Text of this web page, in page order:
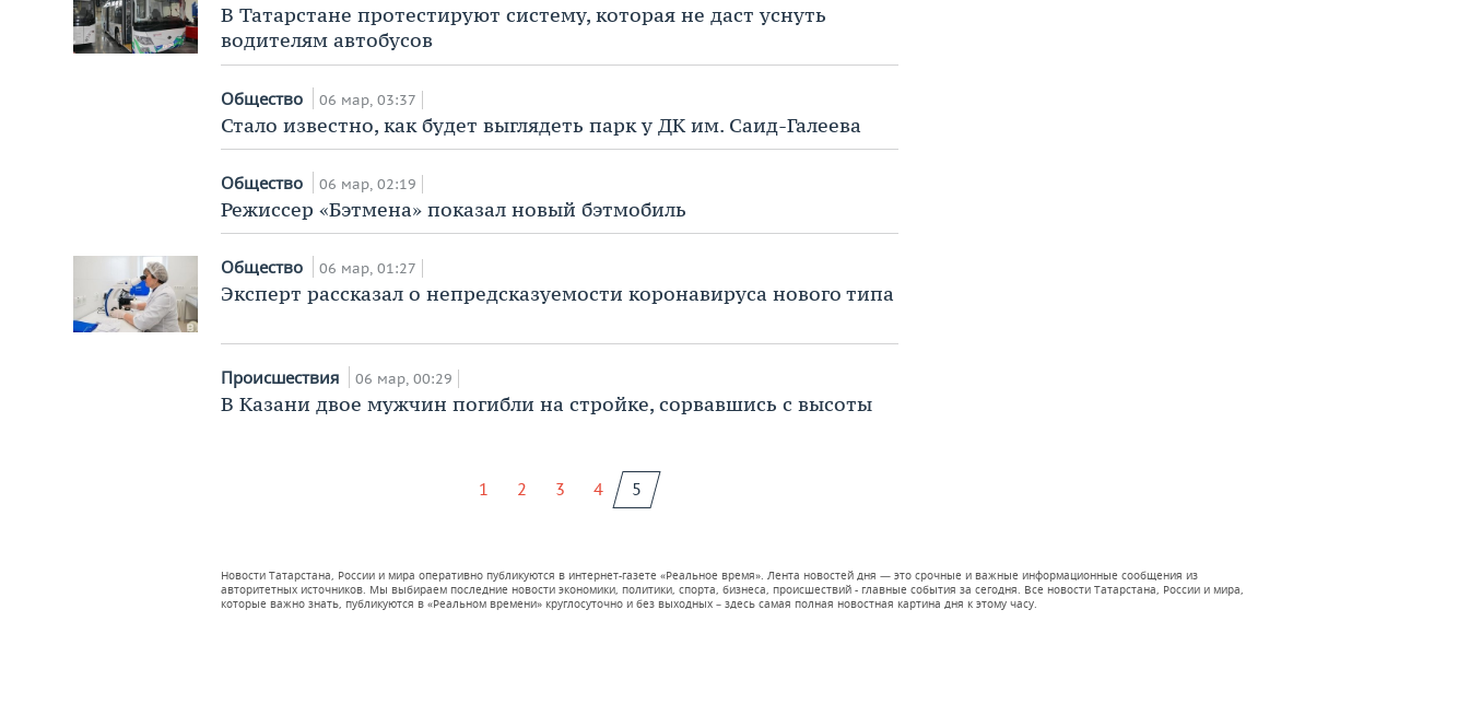
В Татарстане протестируют систему, которая не даст уснуть
водителям автобусов
Общество 06 мар, 03:37
Стало известно, как будет выглядеть парк у ДК им. Саид-Галеева
Общество 06 мар, 02:19
Режиссер «Бэтмена» показал новый бэтмобиль
Общество 06 мар, 01:27
Эксперт рассказал о непредсказуемости коронавируса нового типа
Происшествия 06 мар, 00:29
В Казани двое мужчин погибли на стройке, сорвавшись с высоты
1 2 3 4 5
Новости Татарстана, России и мира оперативно публикуются в интернет-газете «Реальное время». Лента новостей дня — это срочные и важные информационные сообщения из
авторитетных источников. Мы выбираем последние новости экономики, политики, спорта, бизнеса, происшествий - главные события за сегодня. Все новости Татарстана, России и мира,
которые важно знать, публикуются в «Реальном времени» круглосуточно и без выходных – здесь самая полная новостная картина дня к этому часу.